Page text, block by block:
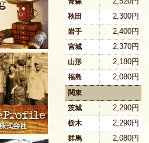
秋田 2,300円
岩手 2,400円
宮城 2,370円
山形 2,180円
福島 2,080円
関東
茨城
2,290円
栃木 2,290円
群馬 2,080円